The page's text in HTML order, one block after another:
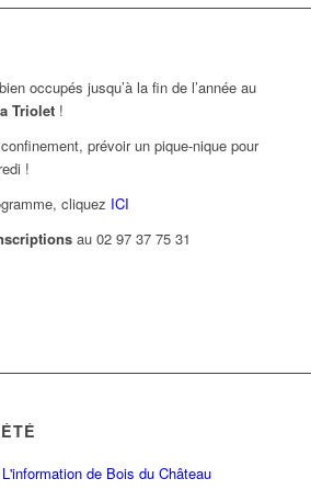
occupés jusqu’à la fin de l’année au
Triolet!
prévoir un pique-nique pour
!
cliquez ICI
au 02 97 37 75 31